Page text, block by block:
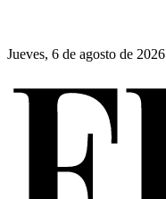
Jueves, 6 de agosto de 2026